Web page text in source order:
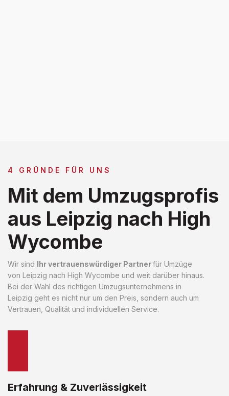
4 GRÜNDE FÜR UNS
Mit dem Umzugsprofis
aus Leipzig nach High
Wycombe
Wir sind Ihr vertrauenswürdiger Partnerfür Umzüge
von Leipzig nach High Wycombe und weit darüber hinaus.
Bei der Wahl des richtigen Umzugsunternehmens in
Leipzig geht es nicht nur um den Preis, sondern auch um
Vertrauen, Qualität und individuellen Service.
Erfahrung & Zuverlässigkeit